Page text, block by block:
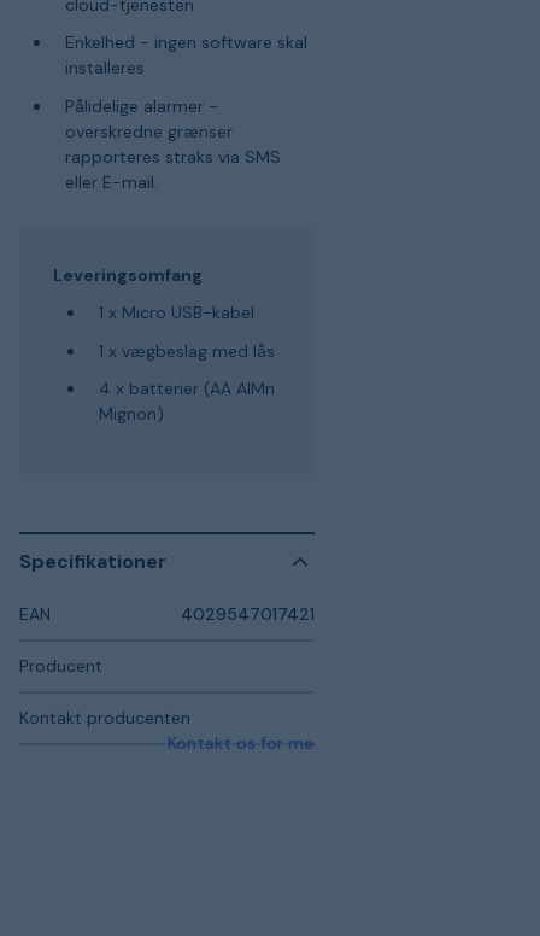
Enkelhed - ingen software skal
installeres
Pålidelige alarmer -
overskredne grænser
rapporteres straks via SMS
eller E-mail.
Leveringsomfang
1 x Micro USB-kabel
1 x vægbeslag med lås
4 x batterier (AA AlMn
Mignon)
Specifikationer
EAN 4029547017421
Producent
Kontakt producenten
Kontakt os for mere information